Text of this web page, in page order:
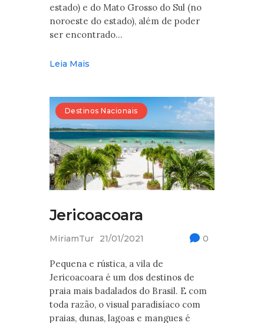
estado) e do Mato Grosso do Sul (no
noroeste do estado), além de poder
ser encontrado…
Leia Mais
Destinos Nacionais
Jericoacoara
MiriamTur 21/01/2021 0
Pequena e rústica, a vila de
Jericoacoara é um dos destinos de
praia mais badalados do Brasil. E com
toda razão, o visual paradisíaco com
praias, dunas, lagoas e mangues é